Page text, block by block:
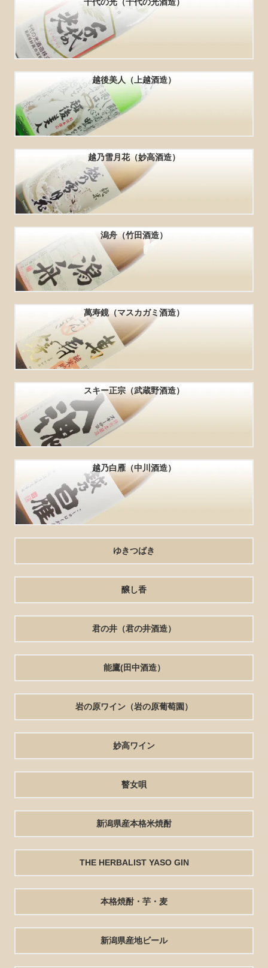
越後美人（上越酒造）
越乃雪月花（妙高酒造）
潟舟（竹田酒造）
萬寿鏡（マスカガミ酒造）
スキー正宗（武蔵野酒造）
越乃白雁（中川酒造）
ゆきつばき
醸し香
君の井（君の井酒造）
能鷹(田中酒造）
岩の原ワイン（岩の原葡萄園）
妙高ワイン
瞽女唄
新潟県産本格米焼酎
THE HERBALIST YASO GIN
本格焼酎・芋・麦
新潟県産地ビール